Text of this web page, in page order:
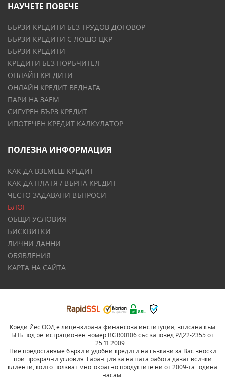
НАУЧЕТЕ ПОВЕЧЕ
БЪРЗИ КРЕДИТИ БЕЗ ТРУДОВ ДОГОВОР
БЪРЗИ КРЕДИТИ С ЛОШО ЦКР
БЪРЗИ КРЕДИТИ
КРЕДИТИ БЕЗ ПОРЪЧИТЕЛ
ОНЛАЙН КРЕДИТИ
ОНЛАЙН КРЕДИТ ВЕДНАГА
ПАРИ НА ЗАЕМ
СИГУРЕН БЪРЗ КРЕДИТ
ИПОТЕЧЕН КРЕДИТ КАЛКУЛАТОР
ПОЛЕЗНА ИНФОРМАЦИЯ
КАК ДА ВЗЕМЕШ КРЕДИТ
КАК ДА ПЛАТЯ / ВЪРНА КРЕДИТ
ЧЕСТО ЗАДАВАНИ ВЪПРОСИ
БЛОГ
ОБЩИ УСЛОВИЯ
БИСКВИТКИ
ЛИЧНИ ДАННИ
ОБЯВЛЕНИЯ
КАРТА НА САЙТА
Креди Йес ООД е лицензирана финансова институция, вписана към
БНБ под регистрационен номер BGR00106 със заповед РД22-2355 от
25.11.2009 г.
Ние предоставяме бързи и удобни кредити на гъвкави за Вас вноски
при прозрачни условия. Гаранция за нашата работа дават всички
клиенти, които ползват многократно продуктите ни от 2009-та година
насам.